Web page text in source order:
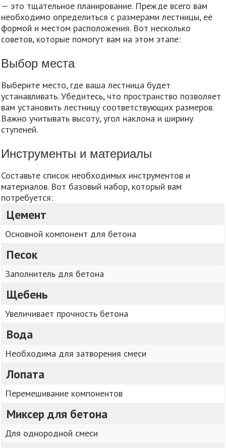
— это тщательное планирование. Прежде всего вам
необходимо определиться с размерами лестницы, её
формой и местом расположения. Вот несколько
советов, которые помогут вам на этом этапе:
Выбор места
Выберите место, где ваша лестница будет
устанавливать. Убедитесь, что пространство позволяет
вам установить лестницу соответствующих размеров.
Важно учитывать высоту, угол наклона и ширину
ступеней.
Инструменты и материалы
Составьте список необходимых инструментов и
материалов. Вот базовый набор, который вам
потребуется:
Цемент
Основной компонент для бетона
Песок
Заполнитель для бетона
Щебень
Увеличивает прочность бетона
Вода
Необходима для затворения смеси
Лопата
Перемешивание компонентов
Миксер для бетона
Для однородной смеси